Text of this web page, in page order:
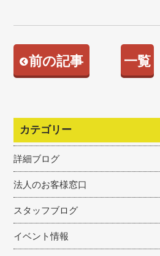
前の記事 一覧
カテゴリー
詳細ブログ
法人のお客様窓口
スタッフブログ
イベント情報